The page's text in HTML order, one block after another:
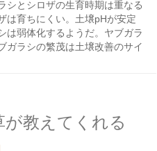
シとシロザの生育時期は重なる
は育ちにくい。土壌pHが安定
は弱体化するようだ。ヤブガラ
ガラシの繁茂は土壌改善のサイ
教えてくれる